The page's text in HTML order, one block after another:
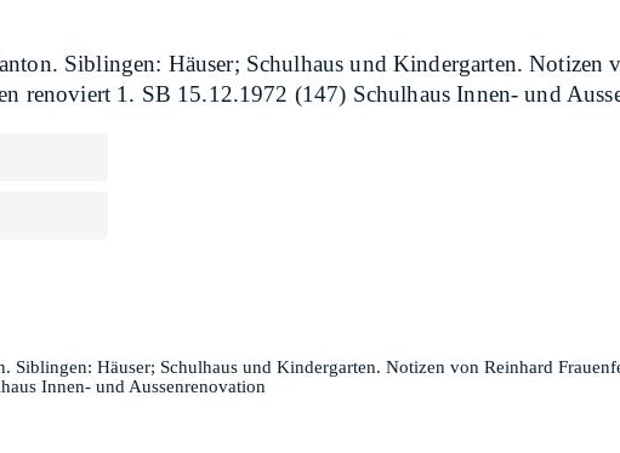
Siblingen: Häuser; Schulhaus und Kindergarten.
renoviert 1. SB 15.12.1972 (147) Schulhaus Innen- und
Siblingen: Häuser; Schulhaus und Kindergarten. Notizen von Reinhard
Innen- und Aussenrenovation